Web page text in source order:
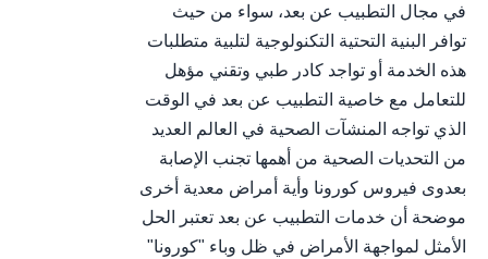
في مجال التطبيب عن بعد، سواء من حيث
توافر البنية التحتية التكنولوجية لتلبية متطلبات
هذه الخدمة أو تواجد كادر طبي وتقني مؤهل
للتعامل مع خاصية التطبيب عن بعد في الوقت
الذي تواجه المنشآت الصحية في العالم العديد
من التحديات الصحية من أهمها تجنب الإصابة
بعدوى فيروس كورونا وأية أمراض معدية أخرى
موضحة أن خدمات التطبيب عن بعد تعتبر الحل
الأمثل لمواجهة الأمراض في ظل وباء "كورونا"